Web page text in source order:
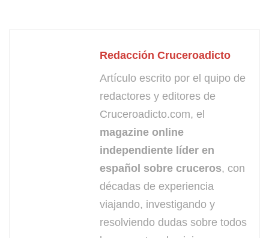
Redacción Cruceroadicto
Artículo escrito por el quipo de
redactores y editores de
Cruceroadicto.com, el
magazine online
independiente líder en
español sobre cruceros, con
décadas de experiencia
viajando, investigando y
resolviendo dudas sobre todos